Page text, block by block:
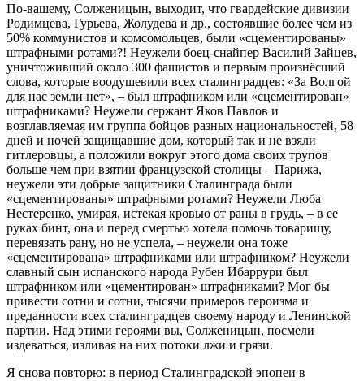
По-вашему, Солженицын, выходит, что гвардейские дивизии
Родимцева, Гурьева, Жолудева и др., состоявшие более чем из
50% коммунистов и комсомольцев, были «сцементированы»
штрафными ротами?! Неужели боец-снайпер Василий Зайцев,
уничтоживший около 300 фашистов и первым произнёсший
слова, которые воодушевили всех сталинградцев: «За Волгой
для нас земли нет», – был штрафником или «сцементирован»
штрафниками? Неужели сержант Яков Павлов и
возглавляемая им группа бойцов разных национальностей, 58
дней и ночей защищавшие дом, который так и не взяли
гитлеровцы, а положили вокруг этого дома своих трупов
больше чем при взятии французской столицы – Парижа,
неужели эти добрые защитники Сталинграда были
«сцементированы» штрафными ротами? Неужели Люба
Нестеренко, умирая, истекая кровью от раны в грудь, – в ее
руках бинт, она и перед смертью хотела помочь товарищу,
перевязать рану, но не успела, – неужели она тоже
«сцементирована» штрафниками или штрафником? Неужели
славный сын испанского народа Рубен Ибаррури был
штрафником или «цементирован» штрафниками? Мог бы
привести сотни и сотни, тысячи примеров героизма и
преданности всех сталинградцев своему народу и Ленинской
партии. Над этими героями вы, Солженицын, посмели
издеваться, изливая на них потоки лжи и грязи.
Я снова повторю: в период Сталинградской эпопеи в